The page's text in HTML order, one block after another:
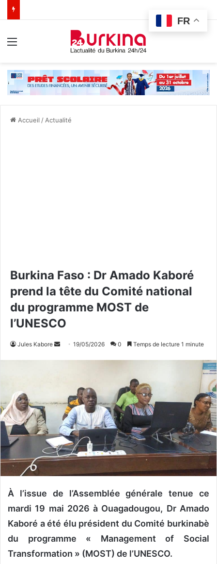
Accueil / Actualité
Burkina Faso : Dr Amado Kaboré
prend la tête du Comité national
du programme MOST de
l’UNESCO
Jules Kabore
e
u
n
c
o
r
i
19/05/2026 0 Temps de lecture 1 minute
À l’issue de l’Assemblée générale tenue ce
mardi 19 mai 2026 à Ouagadougou, Dr Amado
Kaboré a été élu président du Comité burkinabè
du programme « Management of Social
Transformation » (MOST) de l’UNESCO.
FR